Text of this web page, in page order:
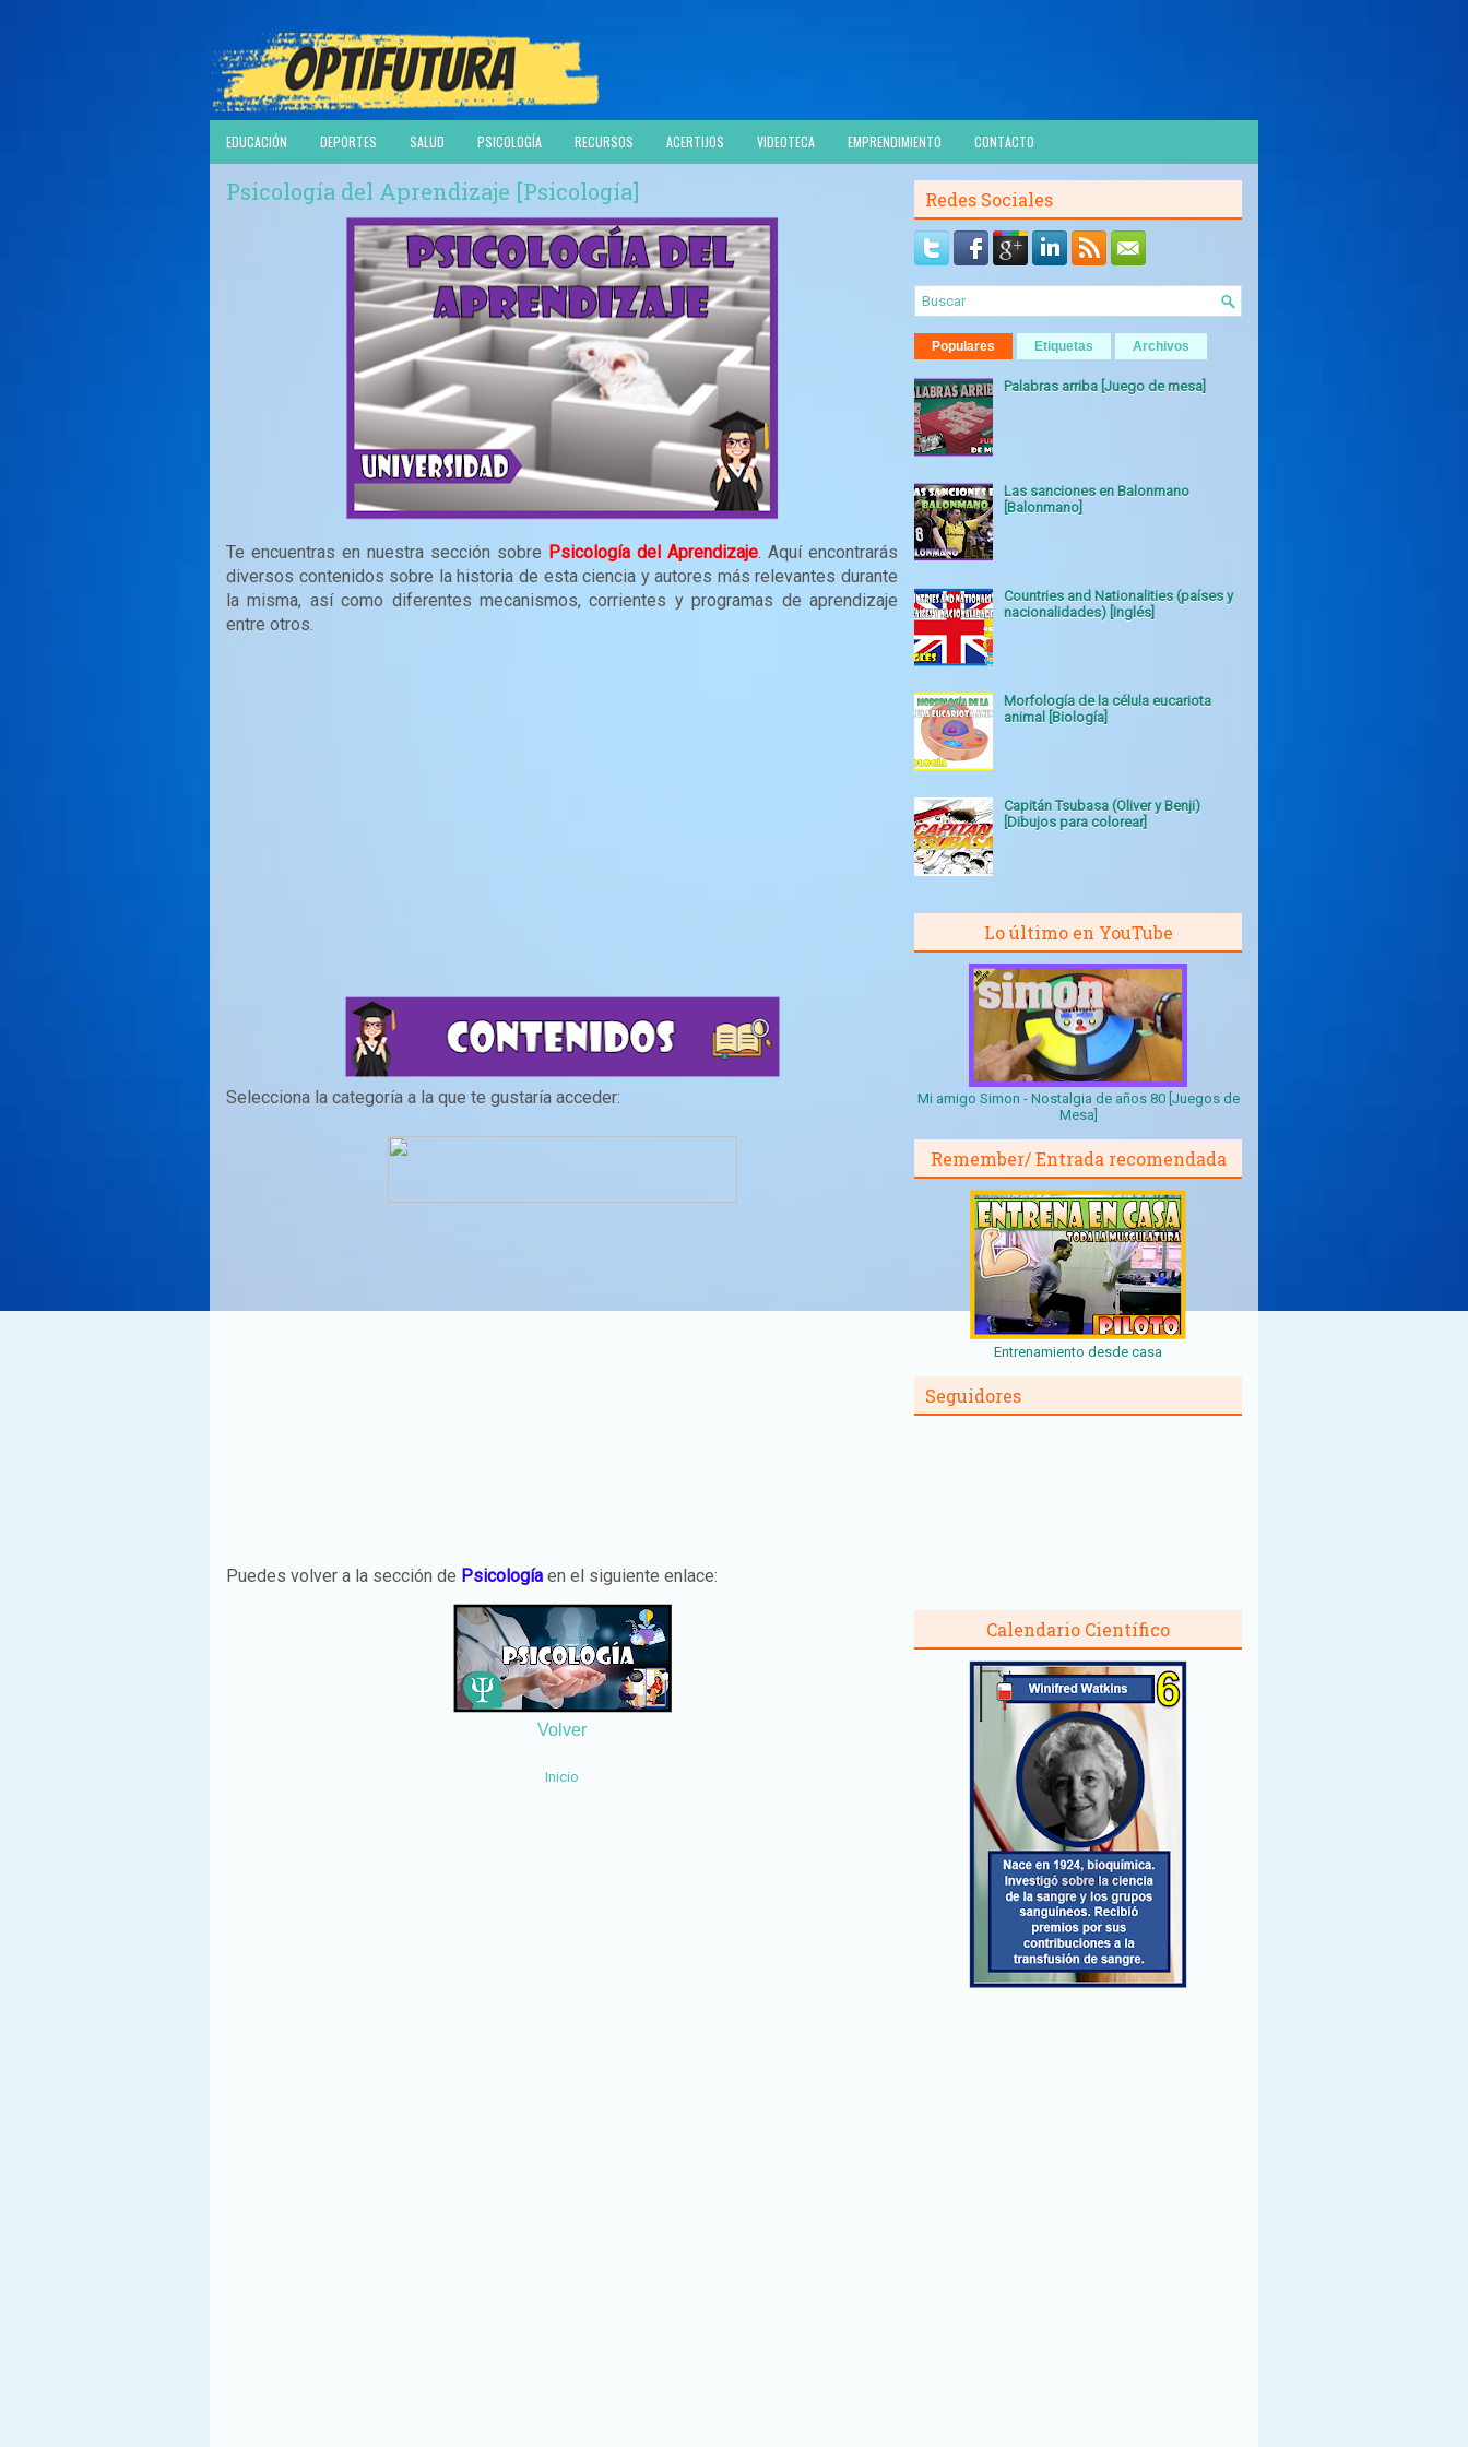
EDUCACIÓN DEPORTES SALUD PSICOLOGÍA RECURSOS ACERTIJOS VIDEOTECA EMPRENDIMIENTO CONTACTO
Psicología del Aprendizaje [Psicología]
Te encuentras en nuestra sección sobre Psicología del Aprendizaje. Aquí encontrarás
diversos contenidos sobre la historia de esta ciencia y autores más relevantes durante
la misma, así como diferentes mecanismos, corrientes y programas de aprendizaje
entre otros.
Selecciona la categoría a la que te gustaría acceder:
Puedes volver a la sección de Psicología en el siguiente enlace:
Volver
Inicio
Redes Sociales
Populares Etiquetas Archivos
Palabras arriba [Juego de mesa]
Las sanciones en Balonmano
[Balonmano]
Countries and Nationalities (países y
nacionalidades) [Inglés]
Morfología de la célula eucariota
animal [Biología]
Capitán Tsubasa (Oliver y Benji)
[Dibujos para colorear]
Lo último en YouTube
Mi amigo Simon - Nostalgia de años 80 [Juegos de
Mesa]
Remember/ Entrada recomendada
Entrenamiento desde casa
Seguidores
Calendario Científico